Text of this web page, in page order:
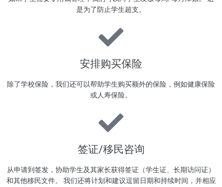
是为了防止学生超支。
安排购买保险
除了学校保险，我们还可以帮助学生购买额外的保险，例如健康保险
或人寿保险。
签证/移民咨询
从申请到签发，协助学生及其家长获得签证（学生证、长期访问证）
和其他移民文件。 我们还将计划和建议逗留日期和持续时间，并相应